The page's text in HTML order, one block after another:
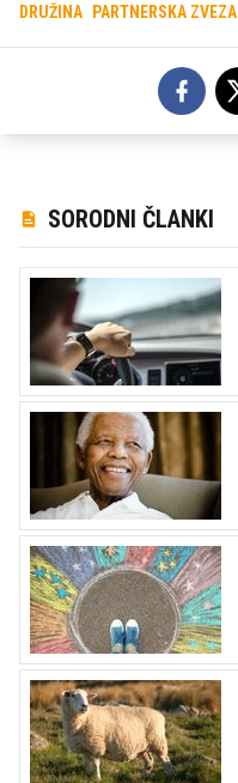
DRUŽINA PARTNERSKA ZVEZA
SORODNI ČLANKI